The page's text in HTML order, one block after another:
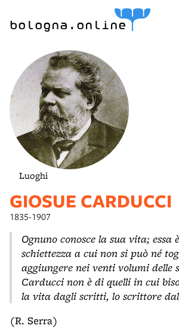
bologna.online
Luoghi
GIOSUE CARDUCCI
1835-1907
Ognuno conosce la sua vita; essa
schiettezza a cui non si può né
aggiungere nei venti volumi delle
Carducci non è di quelli in cui
la vita dagli scritti, lo scrittore
(R. Serra)